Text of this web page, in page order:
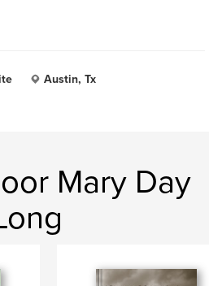
Austin, Tx
Mary Day